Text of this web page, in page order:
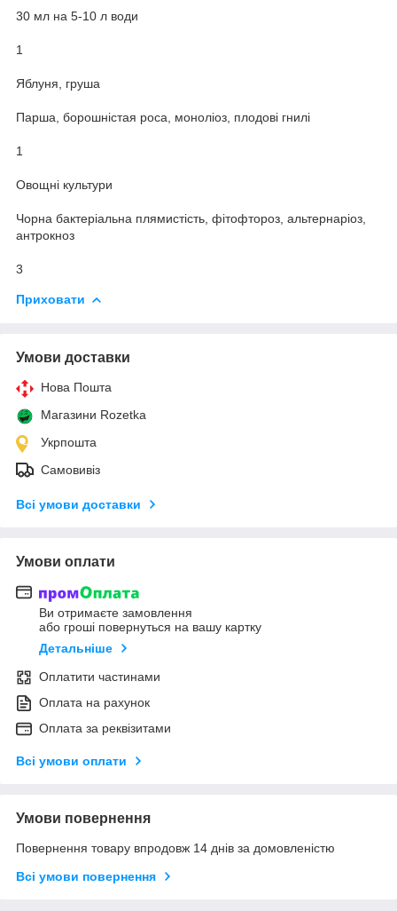
30 мл на 5-10 л води
1
Яблуня, груша
Парша, борошністая роса, моноліоз, плодові гнилі
1
Овощні культури
Чорна бактеріальна плямистість, фітофтороз, альтернаріоз,
антрокноз
3
Приховати
Умови доставки
Нова Пошта
Магазини Rozetka
Укрпошта
Самовивіз
Всі умови доставки
Умови оплати
Ви отримаєте замовлення
або гроші повернуться на вашу картку
Детальніше
Оплатити частинами
Оплата на рахунок
Оплата за реквізитами
Всі умови оплати
Умови повернення
Повернення товару впродовж 14 днів за домовленістю
Всі умови повернення